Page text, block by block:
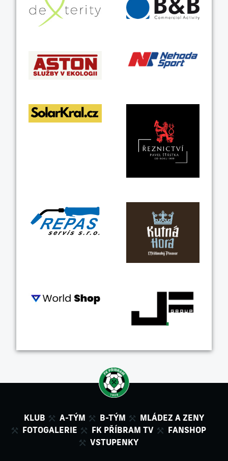
KLUB A-TÝM B-TÝM
MLÁDEZ A ZENY
FOTOGALERIE
FK PŘÍBRAM TV
FANSHOP
VSTUPENKY